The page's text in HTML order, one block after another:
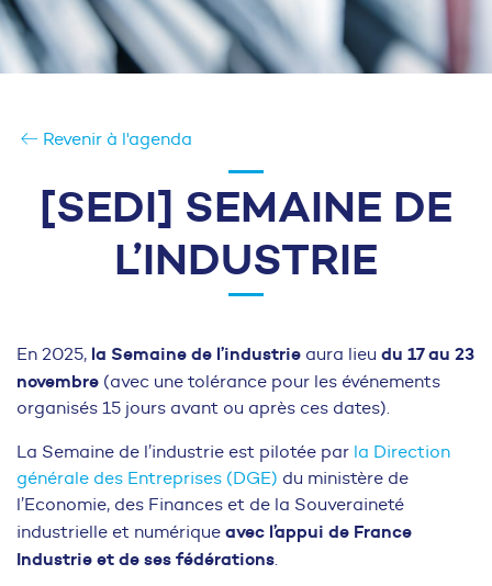
Revenir à l'agenda
[SEDI] SEMAINE DE
L’INDUSTRIE
En 2025, la Semaine de l’industrie aura lieu du 17 au 23
novembre (avec une tolérance pour les événements
organisés 15 jours avant ou après ces dates).
La Semaine de l’industrie est pilotée par la Direction
générale des Entreprises (DGE) du ministère de
l’Economie, des Finances et de la Souveraineté
industrielle et numérique avec l’appui de France
Industrie et de ses fédérations